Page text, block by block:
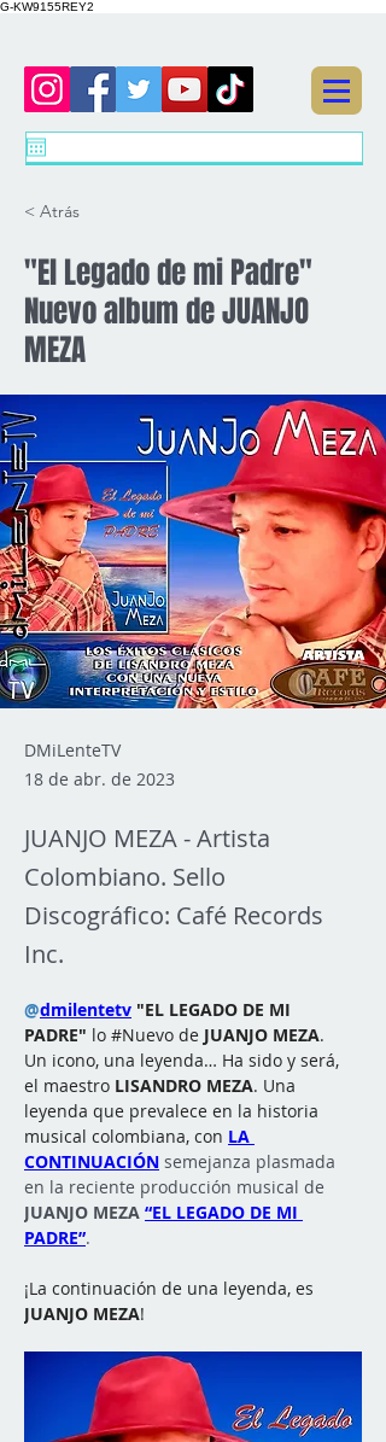
G-KW9155REY2
< Atrás
"El Legado de mi Padre"
Nuevo album de JUANJO
MEZA
DMiLenteTV
18 de abr. de 2023
JUANJO MEZA - Artista
Colombiano. Sello
Discográfico: Café Records
Inc.
@dmilentetv "EL LEGADO DE MI
PADRE" lo #Nuevo de JUANJO MEZA.
Un icono, una leyenda… Ha sido y será,
el maestro LISANDRO MEZA. Una
leyenda que prevalece en la historia
musical colombiana, con LA
CONTINUACIÓN semejanza plasmada
en la reciente producción musical de
JUANJO MEZA “EL LEGADO DE MI
PADRE”.
¡La continuación de una leyenda, es
JUANJO MEZA!